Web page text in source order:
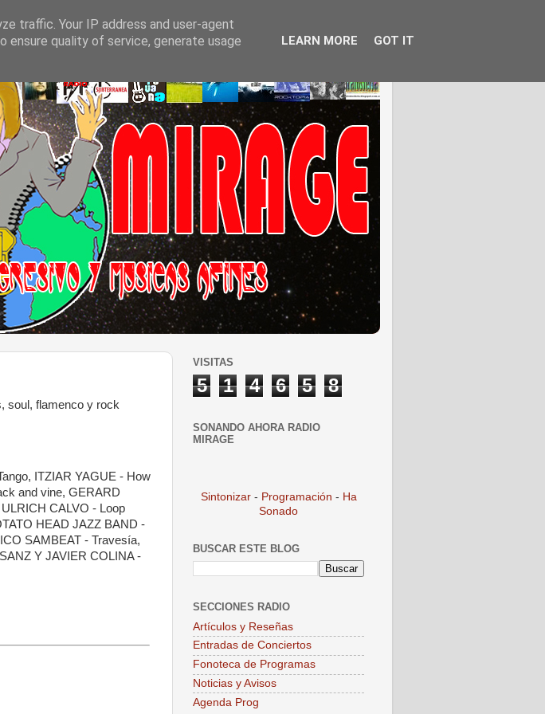
soul, flamenco y rock
ITZIAR YAGUE - How
and vine, GERARD
CALVO - Loop
HEAD JAZZ BAND -
SAMBEAT - Travesía,
Y JAVIER COLINA -
VISITAS
5 1 4 6 5 8
SONANDO AHORA RADIO
MIRAGE
Sintonizar - Programación - Ha
Sonado
BUSCAR ESTE BLOG
SECCIONES RADIO
Artículos y Reseñas
Entradas de Conciertos
Fonoteca de Programas
Noticias y Avisos
Agenda Prog
traffic. Your IP address and user-agent
ensure quality of service, generate usage
LEARN MORE GOT IT